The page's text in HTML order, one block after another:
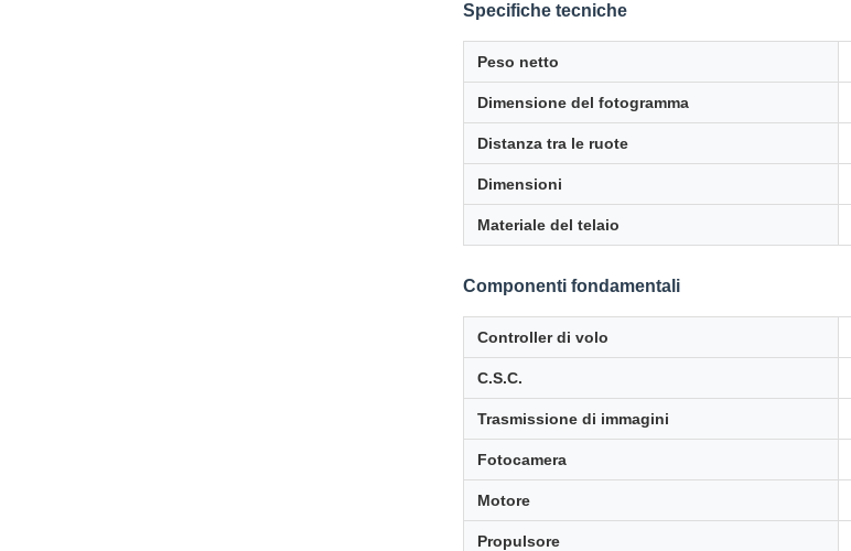
Specifiche tecniche
Peso netto
Dimensione del fotogramma
Distanza tra le ruote
Dimensioni
Materiale del telaio
Componenti fondamentali
Controller di volo
C.S.C.
Trasmissione di immagini
Fotocamera
Motore
Propulsore